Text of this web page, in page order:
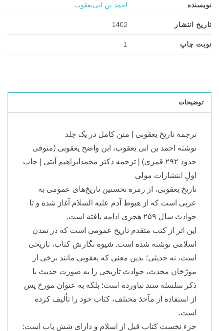
نویسنده احمد بن ابی‌یعقوب
تاریخ انتشار 1402
نوبت چاپ 1
توضیحات
ترجمه تاریخ یعقوبی | متن کامل در یک جلد
نوشته احمد بن ابی‌ یعقوب، ابن‌ واضح یعقوبی (متوفی
حدود ۲۹۲ قمری) | ترجمه دکتر محمدابراهیم آیتی | چاپ
اولِ انتشارات مولی
تاریخ یعقوبی، از زمره نخستین تاریخ‌های عمومی به
عربی است که از هبوط آدم علیه السلام آغاز شده و تا
حوادث سال ۲۵۹ هجری ادامه یافته است.
این اثر از کتب متقدم تاریخ عمومی است که در تمدن
اسلامی نوشته شده است. شیوه نگارش کتاب، تاریخی
است، نه حدیثی؛ بدین معنی که یعقوبی مانند برخی از
مورّخان محدث، حوادث تاریخی را به صورت حدیث با
ذکر سلسله سند نیاورده است؛ بلکه به عنوان مورخ پس
از استفاده از مآخذ مختلف، کتاب خود را تألیف کرده
است.
جزء نخست کتاب قبل از اسلام و دارای شش باب است: